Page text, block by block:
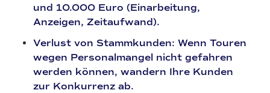
und 10.000 Euro (Einarbeitung,
Anzeigen, Zeitaufwand).
Verlust von Stammkunden: Wenn Touren
wegen Personalmangel nicht gefahren
werden können, wandern Ihre Kunden
zur Konkurrenz ab.